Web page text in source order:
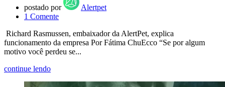
postado por
Alertpet
1 Comente
Richard Rasmussen, embaixador da AlertPet, explica
funcionamento da empresa Por Fátima ChuEcco “Se por algum
motivo você perdeu se...
continue lendo